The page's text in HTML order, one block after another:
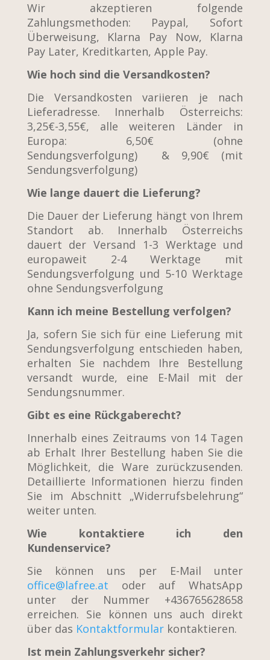
Wir akzeptieren folgende
Zahlungsmethoden: Paypal, Sofort
Überweisung, Klarna Pay Now, Klarna
Pay Later, Kreditkarten, Apple Pay.
Wie hoch sind die Versandkosten?
Die Versandkosten variieren je nach
Lieferadresse. Innerhalb Österreichs:
3,25€-3,55€, alle weiteren Länder in
Europa: 6,50€ (ohne
Sendungsverfolgung) & 9,90€ (mit
Sendungsverfolgung)
Wie lange dauert die Lieferung?
Die Dauer der Lieferung hängt von Ihrem
Standort ab. Innerhalb Österreichs
dauert der Versand 1-3 Werktage und
europaweit 2-4 Werktage mit
Sendungsverfolgung und 5-10 Werktage
ohne Sendungsverfolgung
Kann ich meine Bestellung verfolgen?
Ja, sofern Sie sich für eine Lieferung mit
Sendungsverfolgung entschieden haben,
erhalten Sie nachdem Ihre Bestellung
versandt wurde, eine E-Mail mit der
Sendungsnummer.
Gibt es eine Rückgaberecht?
Innerhalb eines Zeitraums von 14 Tagen
ab Erhalt Ihrer Bestellung haben Sie die
Möglichkeit, die Ware zurückzusenden.
Detaillierte Informationen hierzu finden
Sie im Abschnitt „Widerrufsbelehrung“
weiter unten.
Wie kontaktiere ich den
Kundenservice?
Sie können uns per E-Mail unter
office@lafree.at oder auf WhatsApp
unter der Nummer +436765628658
erreichen. Sie können uns auch direkt
über das Kontaktformularkontaktieren.
Ist mein Zahlungsverkehr sicher?